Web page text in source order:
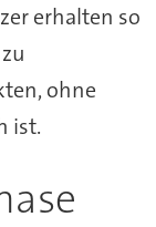
erhalten so
ohne
ist.